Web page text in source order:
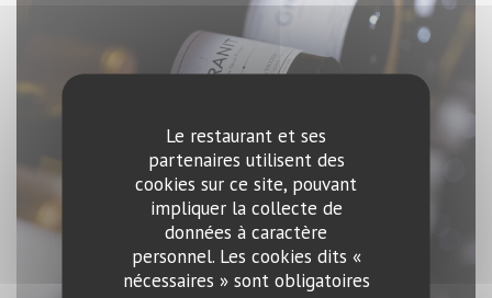
Le restaurant et ses
partenaires utilisent des
cookies sur ce site, pouvant
impliquer la collecte de
données à caractère
personnel. Les cookies dits «
nécessaires » sont obligatoires